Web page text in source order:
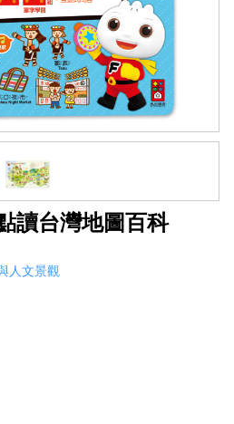
讀台灣地圖百科
人文景觀